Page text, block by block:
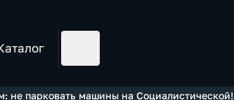
не парковать машины на Социалистической!